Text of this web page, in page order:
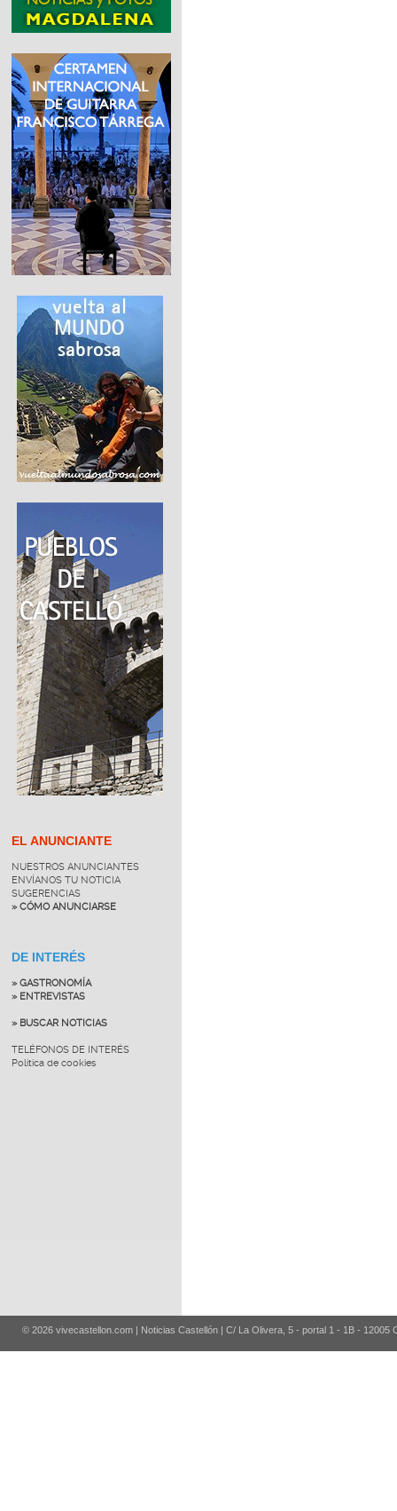
EL ANUNCIANTE
NUESTROS ANUNCIANTES
ENVÍANOS TU NOTICIA
SUGERENCIAS
» CÓMO ANUNCIARSE
DE INTERÉS
» GASTRONOMÍA
» ENTREVISTAS
» BUSCAR NOTICIAS
TELÉFONOS DE INTERÉS
Política de cookies
© 2026 vivecastellon.com | Noticias Castellón | C/ La Olivera, 5 - portal 1 - 1B - 12005